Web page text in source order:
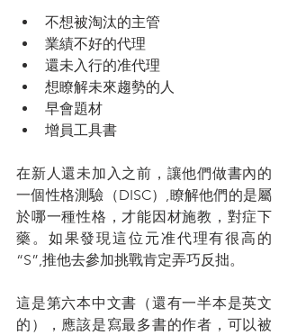
不想被淘汰的主管
業績不好的代理
還未入行的准代理
想瞭解未來趨勢的人
早會題材
增員工具書
在新人還未加入之前，讓他們做書內的
一個性格測驗（DISC）,瞭解他們的是屬
於哪一種性格，才能因材施教，對症下
藥。如果發現這位元准代理有很高的
“S”,推他去參加挑戰肯定弄巧反拙。
這是第六本中文書（還有一半本是英文
的），應該是寫最多書的作者，可以被